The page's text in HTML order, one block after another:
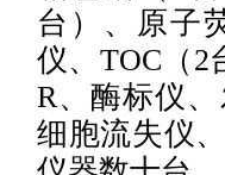
台）、原子
仪、 TOC （ 2
R、酶标仪
细胞流失仪